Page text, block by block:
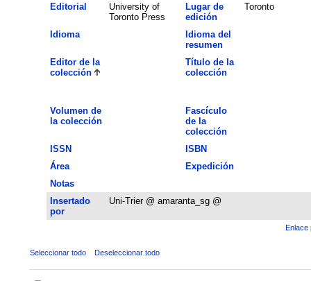
Editorial
University of
Toronto Press
Lugar de
edición
Toronto
Idioma
Idioma del
resumen
Editor de la
colección
Título de la
colección
Volumen de
la colección
Fascículo
de la
colección
ISSN
ISBN
Área
Expedición
Notas
Insertado
por
Uni-Trier @ amaranta_sg @
Enlace
Seleccionar todo Deseleccionar todo